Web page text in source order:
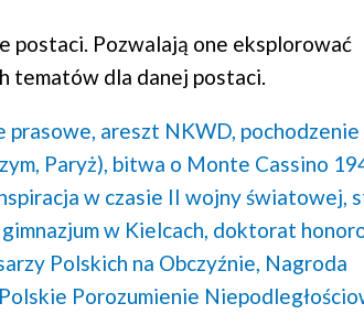
postaci. Pozwalają one eksplorować
tematów dla danej postaci.
prasowe, areszt NKWD, pochodzenie
Paryż), bitwa o Monte Cassino
w czasie II wojny światowej,
gimnazjum w Kielcach, doktorat
Polskich na Obczyźnie, Nagroda
Polskie Porozumienie